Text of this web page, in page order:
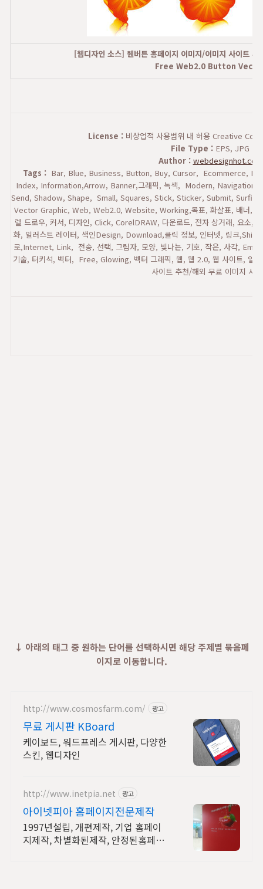
[웹디자인 소스] 웬버튼 홈페이지 이미지/이미지 사이트 추
Free Web2.0 Button
License :비상업적 사용범위 내 허용 Creative
File Type : EPS, JPG
Author : webdesignhot.com
Tags :Bar, Blue, Business, Button, Buy, Cursor, Ecommerce,
Index, Information,Arrow, Banner,그래픽, 녹색, Modern, Navigation,
Send, Shadow, Shape, Small, Squares, Stick, Sticker, Submit,
Vector Graphic, Web, Web2.0, Website, Working,목표, 화살표, 배너, 바
렐 드로우, 커서, 디자인, Click, CorelDRAW, 다운로드, 전자 상거래, 요소,
화, 일러스트 레이터, 색인Design, Download,클릭 정보, 인터넷, 링크
로,Internet, Link, 전송, 선택, 그림자, 모양, 빛나는, 기호, 작은, 사각,
기술, 터키석, 벡터, Free, Glowing, 벡터 그래픽, 웹, 웹 2.0, 웹 사이트, 일
사이트 추천/해외 무료 이미지 사
↓ 아래의 태그 중 원하는 단어를 선택하시면 해당 주제별 묶음페
이지로 이동합니다.
http://www.cosmosfarm.com/ 광고
무료 게시판 KBoard
케이보드, 워드프레스 게시판, 다양한
스킨, 웹디자인
http://www.inetpia.net 광고
아이넷피아 홈페이지전문제작
1997년설립, 개편제작, 기업 홈페이
지제작, 차별화된제작, 안정된홈페이